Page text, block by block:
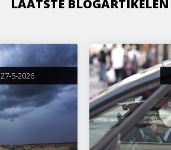
LAATSTE BLOGARTIKELEN
27-5-2026